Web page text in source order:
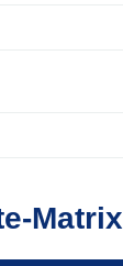
Matrix